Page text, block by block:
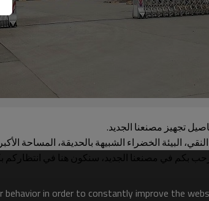
تجهيز مصنعنا الجديد.
البيئة الخضراء الشبيهة بالحديقة، المساحة
نرحب بكم في مصنعنا الجديد، سنكون هنا في
in order to constantly improve the